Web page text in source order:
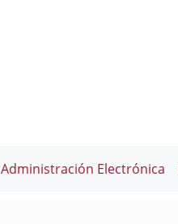
Administración Electrónica